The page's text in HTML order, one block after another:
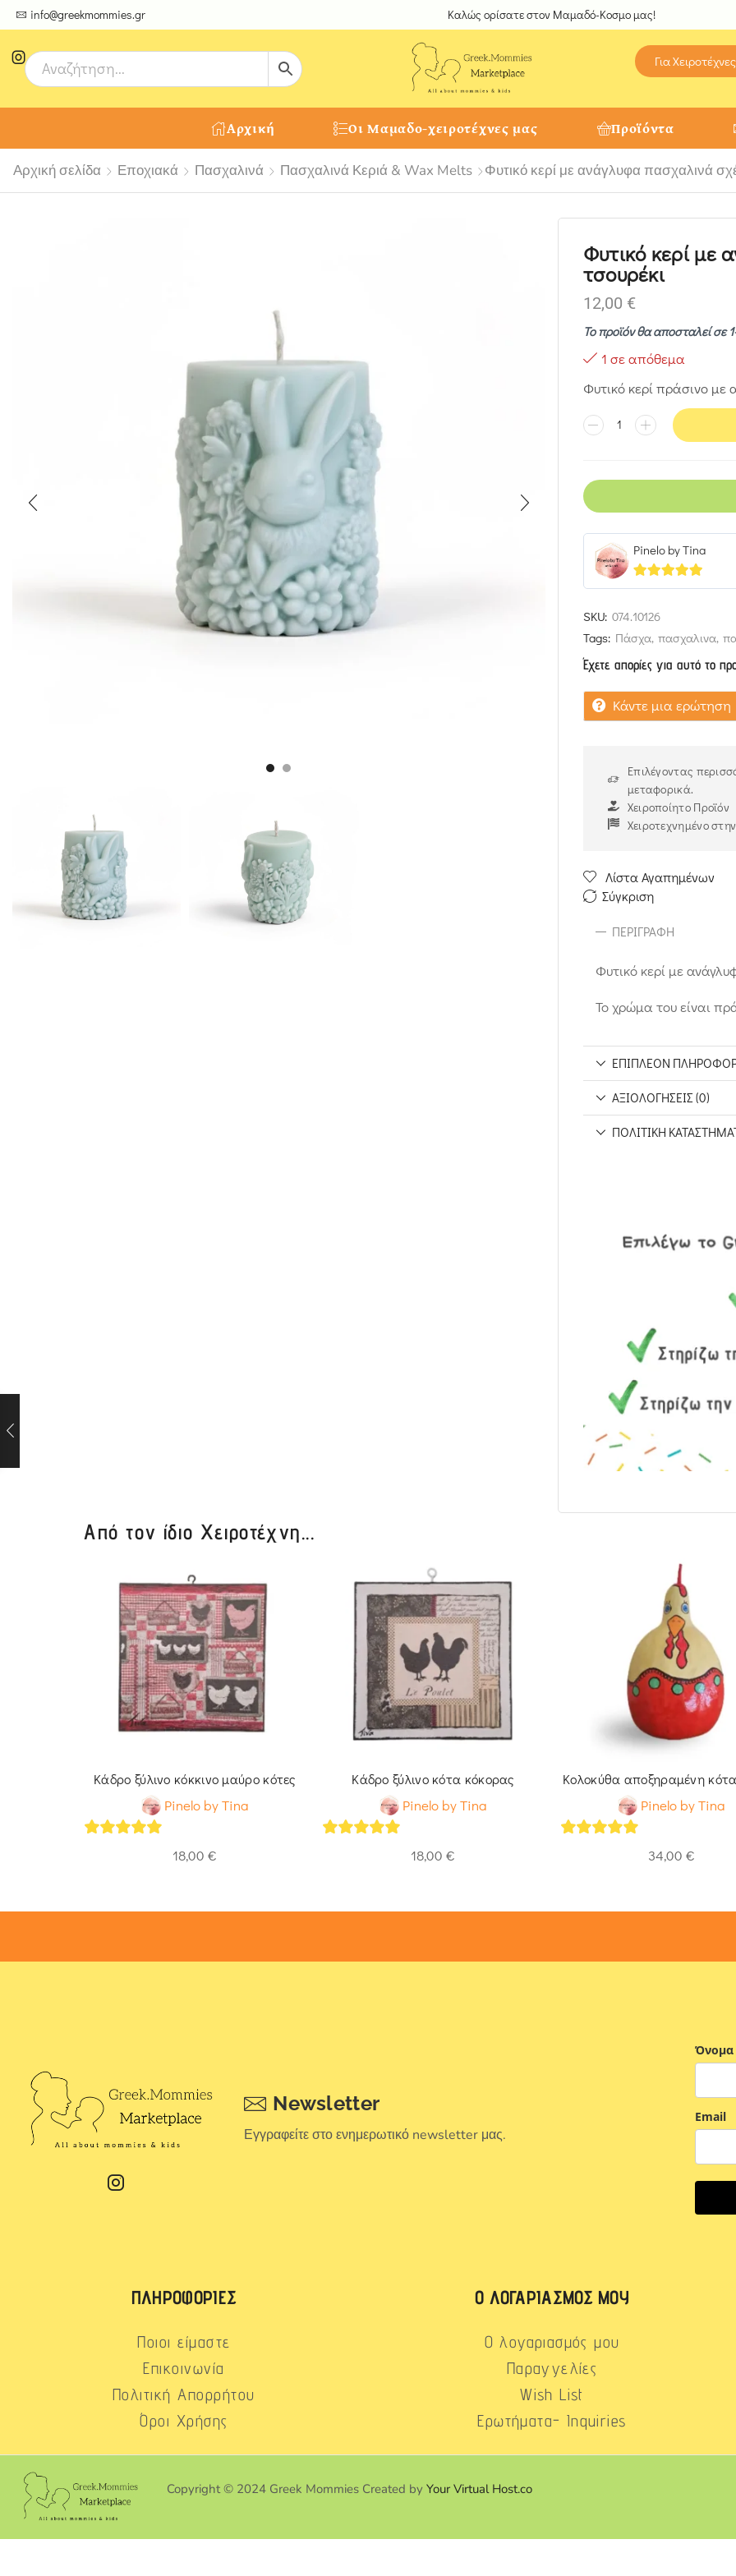
info@greekmommies.gr
μοναδικές δημιουργίες από τους Χειροτέχνες μας! Καλώς ορίσατε στον Μαμαδό-Κοσμο μας!
Για Χειροτέχνες
Αρχική Οι Μαμαδο-χειροτέχνες μας Προϊόντα
Αρχική σελίδα Εποχιακά Πασχαλινά Πασχαλινά Κεριά & Wax Melts Φυτικό κερί με ανάγλυφα πασχαλινά
Φυτικό κερί
τσουρέκι
12,00 €
Το προϊόν θα αποσταλεί σε
1 σε απόθεμα
Φυτικό κερί πράσινο
Pinelo by Tina
5out of 5
SKU: 074.10126
Tags: Πάσχα, πασχαλινα,
Έχετε απορίες για αυτό το
Κάντε μια ερώτηση
Επιλέγοντας
μεταφορικά.
Χειροποίητο Προϊόν
Χειροτεχνημένο
Λίστα Αγαπημένων
Σύγκριση
ΠΕΡΙΓΡΑΦΉ
Φυτικό κερί με
Το χρώμα του είναι
ΕΠΙΠΛΈΟΝ
ΑΞΙΟΛΟΓΉΣΕΙΣ (0)
ΠΟΛΙΤΙΚΉ
Από τον ίδιο Χειροτέχνη...
Κάδρο ξύλινο κόκκινο μαύρο κότες
Pinelo by Tina
18,00 €
Κάδρο ξύλινο κότα κόκορας
Pinelo by Tina
18,00 €
Κολοκύθα αποξηραμένη
Pinelo by Tina
34,00 €
Newsletter
Εγγραφείτε στο ενημερωτικό newsletter μας.
Όνομα
Email
ΠΛΗΡΟΦΟΡΊΕΣ
Ποιοι είμαστε
Επικοινωνία
Πολιτική Απορρήτου
Όροι Χρήσης
Ο ΛΟΓΑΡΙΑΣΜΌΣ ΜΟΥ
Ο λογαριασμός μου
Παραγγελίες
Wish List
Ερωτήματα- Inquiries
Copyright © 2024 Greek Mommies Created byYour Virtual Host.co